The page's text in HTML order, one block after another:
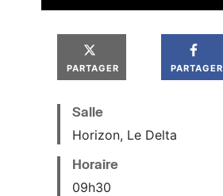
PARTAGER PARTAGER
Salle
Horizon, Le Delta
Horaire
09h30